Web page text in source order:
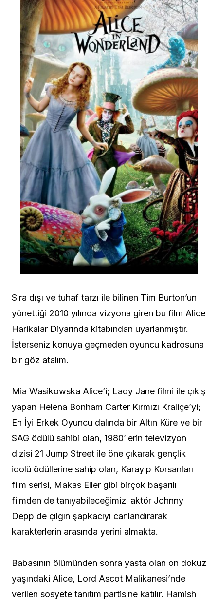
Sıra dışı ve tuhaf tarzı ile bilinen Tim Burton’un
yönettiği 2010 yılında vizyona giren bu film Alice
Harikalar Diyarında kitabından uyarlanmıştır.
İsterseniz konuya geçmeden oyuncu kadrosuna
bir göz atalım.
Mia Wasikowska Alice’i; Lady Jane filmi ile çıkış
yapan Helena Bonham Carter Kırmızı Kraliçe’yi;
En İyi Erkek Oyuncu dalında bir Altın Küre ve bir
SAG ödülü sahibi olan, 1980’lerin televizyon
dizisi 21 Jump Street ile öne çıkarak gençlik
idolü ödüllerine sahip olan, Karayip Korsanları
film serisi, Makas Eller gibi birçok başarılı
filmden de tanıyabileceğimizi aktör Johnny
Depp de çılgın şapkacıyı canlandırarak
karakterlerin arasında yerini almakta.
Babasının ölümünden sonra yasta olan on dokuz
yaşındaki Alice, Lord Ascot Malikanesi’nde
verilen sosyete tanıtım partisine katılır. Hamish